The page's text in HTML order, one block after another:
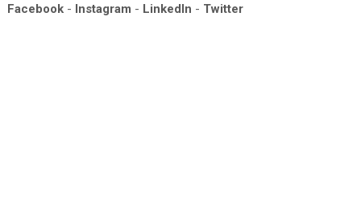
Facebook- Instagram - LinkedIn - Twitter